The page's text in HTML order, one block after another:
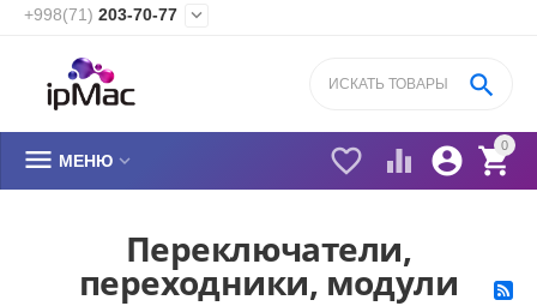
+998(71) 203-70-77 
0


 

 МЕНЮ 
Переключатели,
переходники, модули